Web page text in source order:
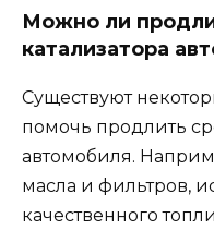
Можно ли
катализатора
Существуют
помочь продлить
автомобиля.
масла и фильтров,
качественного